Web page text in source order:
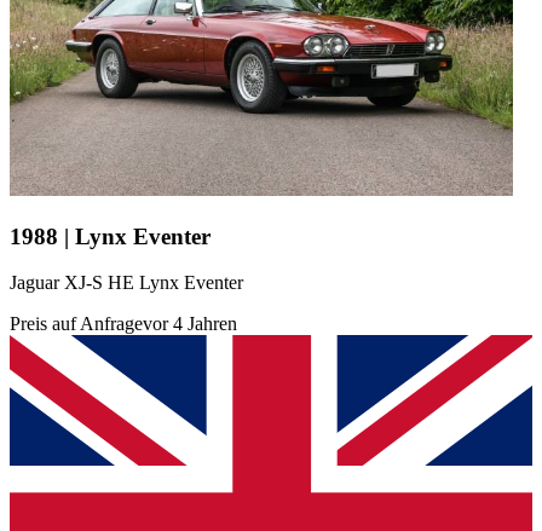
1988 | Lynx Eventer
Jaguar XJ-S HE Lynx Eventer
Preis auf Anfragevor 4 Jahren